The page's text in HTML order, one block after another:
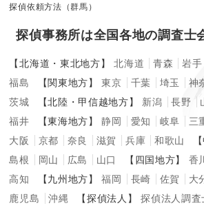
探偵依頼方法（群馬）
探偵事務所は全国各地の調査士
【北海道・東北地方】 北海道 青森 岩手
福島
【関東地方】 東京 千葉 埼玉 神
茨城
【北陸・甲信越地方】 新潟 長野
福井
【東海地方】 静岡 愛知 岐阜 三
大阪
京都 奈良 滋賀 兵庫 和歌山
島根
岡山 広島 山口 【四国地方】 香川
高知
【九州地方】 福岡 長崎 佐賀 大
鹿児島
沖縄 【探偵法人】 探偵法人調査